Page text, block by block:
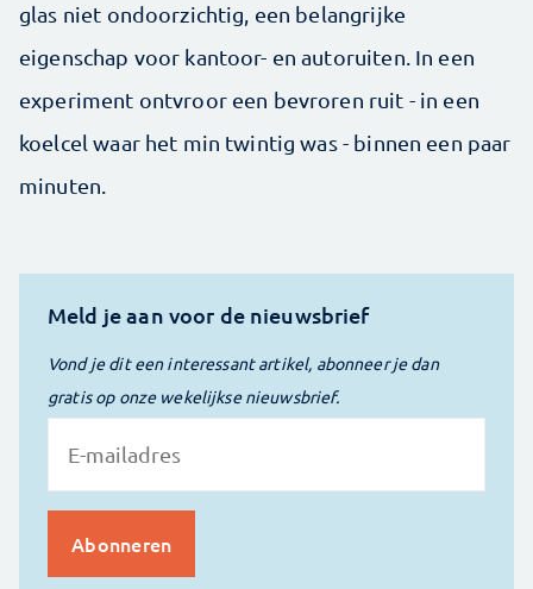
glas niet ondoorzichtig, een belangrijke
eigenschap voor kantoor- en autoruiten. In een
experiment ontvroor een bevroren ruit - in een
koelcel waar het min twintig was - binnen een paar
minuten.
Meld je aan voor de nieuwsbrief
Vond je dit een interessant artikel, abonneer je dan
gratis op onze wekelijkse nieuwsbrief.